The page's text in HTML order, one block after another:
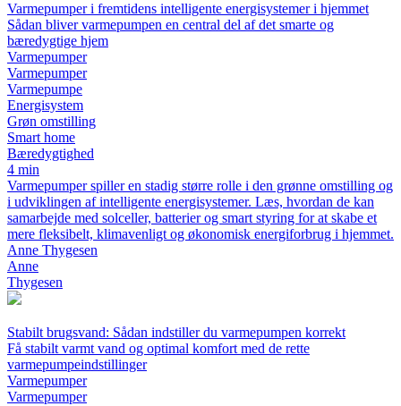
Varmepumper i fremtidens intelligente energisystemer i hjemmet
Sådan bliver varmepumpen en central del af det smarte og
bæredygtige hjem
Varmepumper
Varmepumper
Varmepumpe
Energisystem
Grøn omstilling
Smart home
Bæredygtighed
4 min
Varmepumper spiller en stadig større rolle i den grønne omstilling og
i udviklingen af intelligente energisystemer. Læs, hvordan de kan
samarbejde med solceller, batterier og smart styring for at skabe et
mere fleksibelt, klimavenligt og økonomisk energiforbrug i hjemmet.
Anne Thygesen
Anne
Thygesen
Stabilt brugsvand: Sådan indstiller du varmepumpen korrekt
Få stabilt varmt vand og optimal komfort med de rette
varmepumpeindstillinger
Varmepumper
Varmepumper